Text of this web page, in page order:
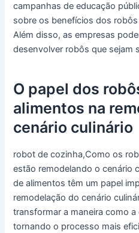
campanhas de educação
sobre os benefícios dos
Além disso, as empresas
desenvolver robôs que sejam
O papel dos
alimentos na
cenário culinário
robot de cozinha,Como os
estão remodelando o cenário
de alimentos têm um papel
remodelação do cenário
transformar a maneira como a
tornando o processo mais